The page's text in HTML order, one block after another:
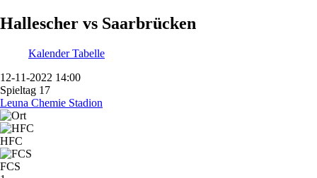
Hallescher vs Saarbrücken
KalenderTabelle
12-11-2022 14:00
Spieltag 17
Leuna Chemie Stadion
HFC
FCS